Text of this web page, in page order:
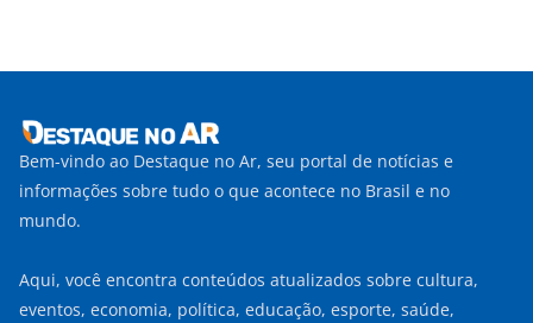
Bem-vindo ao Destaque no Ar, seu portal de notícias e
informações sobre tudo o que acontece no Brasil e no
mundo.
Aqui, você encontra conteúdos atualizados sobre cultura,
eventos, economia, política, educação, esporte, saúde,